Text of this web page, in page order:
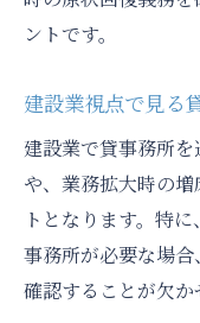
ントです。
建設業視点で見る
建設業で貸事務所
や、業務拡大時の
トとなります。特
事務所が必要な場
確認することが欠か